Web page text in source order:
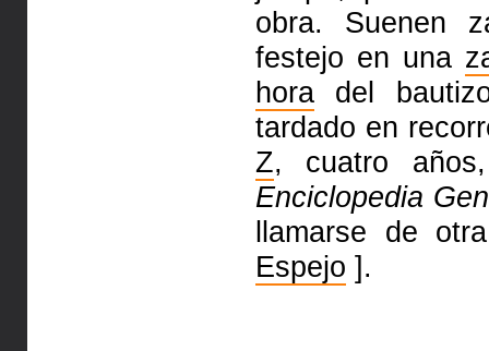
obra. Suenen
festejo en una
hora del
tardado en
Z, cuatro
Enciclopedia
llamarse de
Espejo ].